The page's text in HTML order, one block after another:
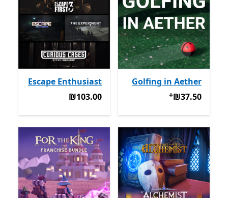
Golfing in Aether
‪₪37.50‬מבצעים על רכישת אפליקציות‪₪37.50‬
+
Escape Enthusiast
‪₪103.00‬
‪₪103.00‬